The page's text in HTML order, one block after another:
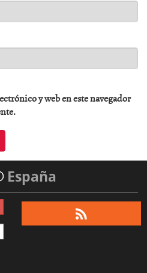
y web en este navegador
España